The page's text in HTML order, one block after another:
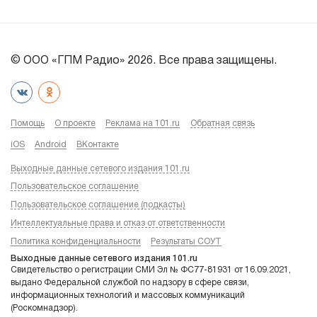
© ООО «ГПМ Радио» 2026. Все права защищены.
Помощь О проекте Реклама на 101.ru Обратная связь
iOS Android ВКонтакте
Выходные данные сетевого издания 101.ru
Пользовательское соглашение
Пользовательское соглашение (подкасты)
Интеллектуальные права и отказ от ответственности
Политика конфиденциальности Результаты СОУТ
Выходные данные сетевого издания 101.ru
Свидетельство о регистрации СМИ Эл № ФС77-81931 от 16.09.2021,
выдано Федеральной службой по надзору в сфере связи,
информационных технологий и массовых коммуникаций
(Роскомнадзор).